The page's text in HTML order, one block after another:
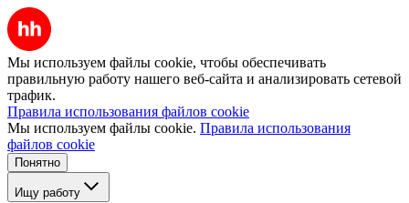
Мы используем файлы cookie, чтобы обеспечивать
правильную работу нашего веб-сайта и анализировать сетевой
трафик.
Правила использования файлов cookie
Мы используем файлы cookie. Правила использования
файлов cookie
Понятно
Ищу работу